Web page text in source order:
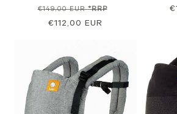
Prix
normal
€149,00 EUR*RRP
€112,00 EUR